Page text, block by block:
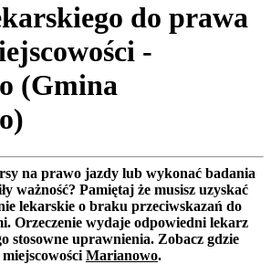
do prawa
-
(Gmina
na prawo jazdy lub wykonać badania
ważność? Pamiętaj że musisz uzyskać
lekarskie o braku przeciwskazań do
Orzeczenie wydaje odpowiedni lekarz
stosowne uprawnienia. Zobacz gdzie
Marianowo.